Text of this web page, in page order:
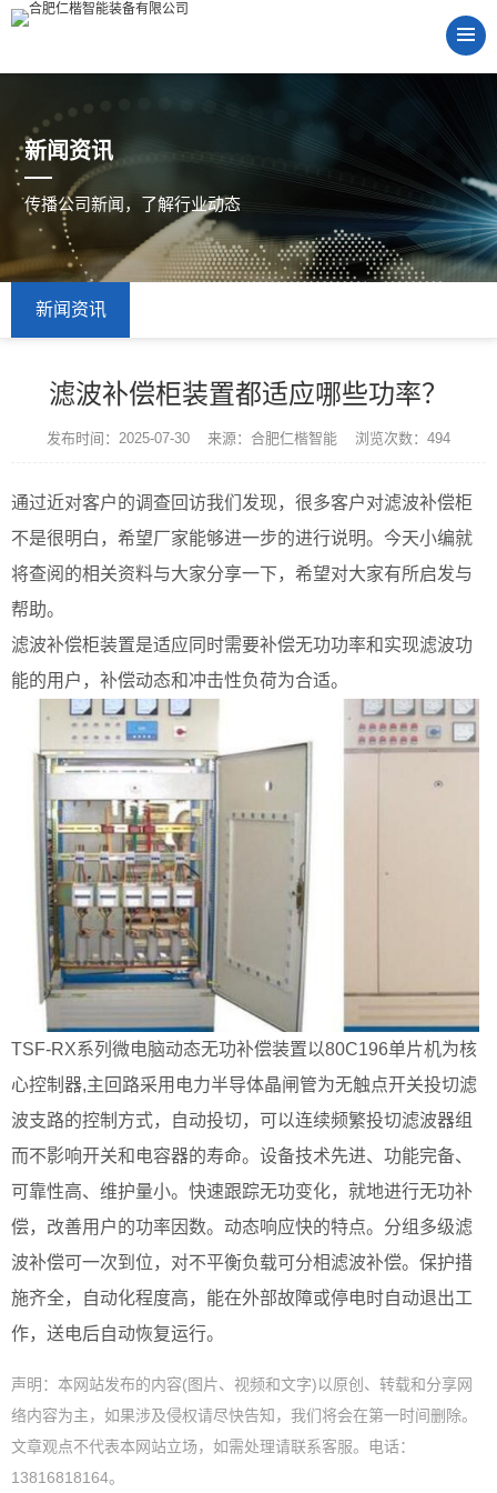
新闻资讯
传播公司新闻，了解行业动态
新闻资讯
滤波补偿柜装置都适应哪些功率？
发布时间：2025-07-30 来源：合肥仁楷智能 浏览次数：494
通过近对客户的调查回访我们发现，很多客户对滤波补偿柜
不是很明白，希望厂家能够进一步的进行说明。今天小编就
将查阅的相关资料与大家分享一下，希望对大家有所启发与
帮助。
滤波补偿柜装置是适应同时需要补偿无功功率和实现滤波功
能的用户，补偿动态和冲击性负荷为合适。
TSF-RX系列微电脑动态无功补偿装置以80C196单片机为核
心控制器,主回路采用电力半导体晶闸管为无触点开关投切滤
波支路的控制方式，自动投切，可以连续频繁投切滤波器组
而不影响开关和电容器的寿命。设备技术先进、功能完备、
可靠性高、维护量小。快速跟踪无功变化，就地进行无功补
偿，改善用户的功率因数。动态响应快的特点。分组多级滤
波补偿可一次到位，对不平衡负载可分相滤波补偿。保护措
施齐全，自动化程度高，能在外部故障或停电时自动退出工
作，送电后自动恢复运行。
声明：本网站发布的内容(图片、视频和文字)以原创、转载和分享网
络内容为主，如果涉及侵权请尽快告知，我们将会在第一时间删除。
文章观点不代表本网站立场，如需处理请联系客服。电话：
13816818164。